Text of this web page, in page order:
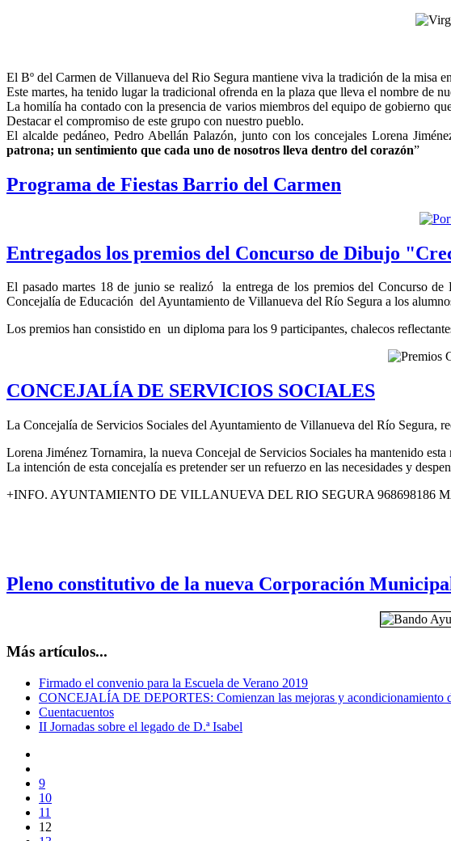
El Bº del Carmen de Villanueva del Rio Segura mantiene viva la tradición de la misa
Este martes, ha tenido lugar la tradicional ofrenda en la plaza que lleva el nombre de
La homilía ha contado con la presencia de varios miembros del equipo de gobierno
Destacar el compromiso de este grupo con nuestro pueblo.
El alcalde pedáneo, Pedro Abellán Palazón, junto con los concejales Lorena
patrona; un sentimiento que cada uno de nosotros lleva dentro del corazón”
Programa de Fiestas Barrio del Carmen
Entregados los premios del Concurso de Dibujo
El pasado martes 18 de junio se realizó la entrega de los premios del Concurso
Concejalía de Educación del Ayuntamiento de Villanueva del Río Segura a los
Los premios han consistido en un diploma para los 9 participantes, chalecos
CONCEJALÍA DE SERVICIOS SOCIALES
La Concejalía de Servicios Sociales del Ayuntamiento de Villanueva del Río Segura,
Lorena Jiménez Tornamira, la nueva Concejal de Servicios Sociales ha mantenido
La intención de esta concejalía es pretender ser un refuerzo en las necesidades y
+INFO. AYUNTAMIENTO DE VILLANUEVA DEL RIO SEGURA 968698186
Pleno constitutivo de la nueva Corporación Municipal
Más artículos...
Firmado el convenio para la Escuela de Verano 2019
CONCEJALÍA DE DEPORTES: Comienzan las mejoras y acondicionamiento
Cuentacuentos
II Jornadas sobre el legado de D.ª Isabel
9
10
11
12